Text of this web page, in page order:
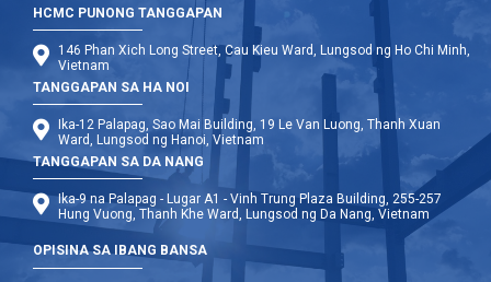
HCMC PUNONG TANGGAPAN
146 Phan Xich Long Street, Cau Kieu Ward, Lungsod ng Ho Chi Minh,
Vietnam
TANGGAPAN SA HA NOI
Ika-12 Palapag, Sao Mai Building, 19 Le Van Luong, Thanh Xuan
Ward, Lungsod ng Hanoi, Vietnam
TANGGAPAN SA DA NANG
Ika-9 na Palapag - Lugar A1 - Vinh Trung Plaza Building, 255-257
Hung Vuong, Thanh Khe Ward, Lungsod ng Da Nang, Vietnam
OPISINA SA IBANG BANSA